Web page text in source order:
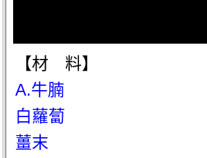
【材 料】
A.牛腩
白蘿蔔
薑末